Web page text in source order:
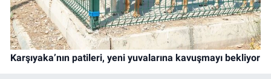
Karşıyaka’nın patileri, yeni yuvalarına kavuşmayı bekliyor